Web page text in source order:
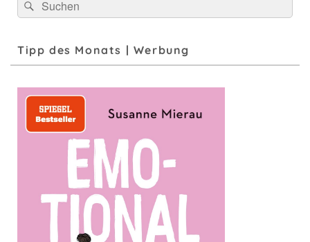
nach:
Tipp des Monats | Werbung